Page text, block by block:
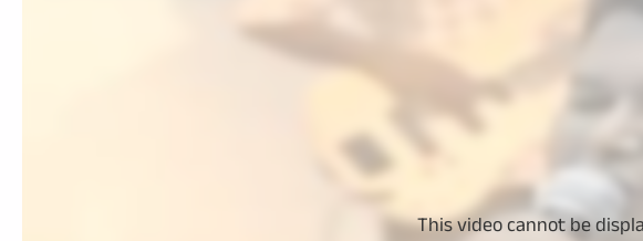
This video cannot be